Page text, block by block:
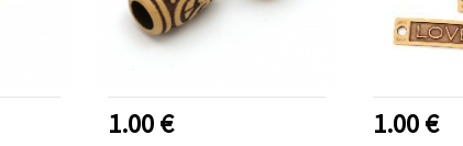
1.00 € 1.00 €